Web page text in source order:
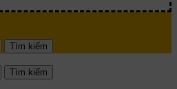
Tìm kiếm
Tìm kiếm